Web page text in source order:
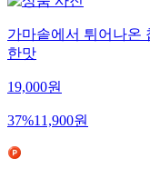
가마솥에서 튀어나온
한맛
19,000원
37%11,900원